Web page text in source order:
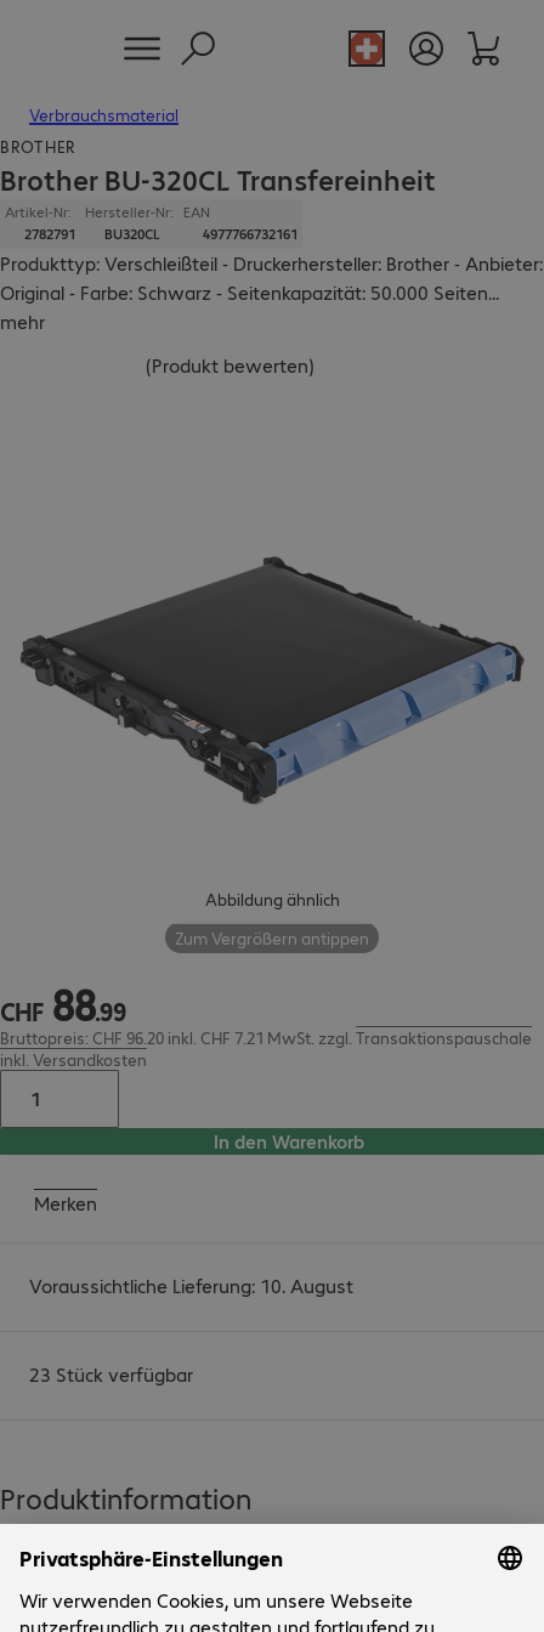
Verbrauchsmaterial
Abbildung ähnlich
Zum Vergrößern antippen
BROTHER
Brother BU-320CL Transfereinheit
Artikel-Nr:
2782791
Hersteller-Nr:
BU320CL
EAN
4977766732161
Produkttyp: Verschleißteil - Druckerhersteller: Brother - Anbieter:
Original - Farbe: Schwarz - Seitenkapazität: 50.000 Seiten...
mehr
(Produkt bewerten)
CHF 88.99
CHF 88.99
Bruttopreis: CHF 96.20 inkl. CHF 7.21 MwSt. zzgl. Transaktionspauschale
inkl. Versandkosten
In den Warenkorb
Merken
Voraussichtliche Lieferung: 10. August
23 Stück verfügbar
Produktinformation
Kompatibilität:Bitte nennen Sie uns die Produktnummer des
Druckers vor dem Kauf, damit wir die Kompatibilität für Ihr
Gerät überprüfen können.